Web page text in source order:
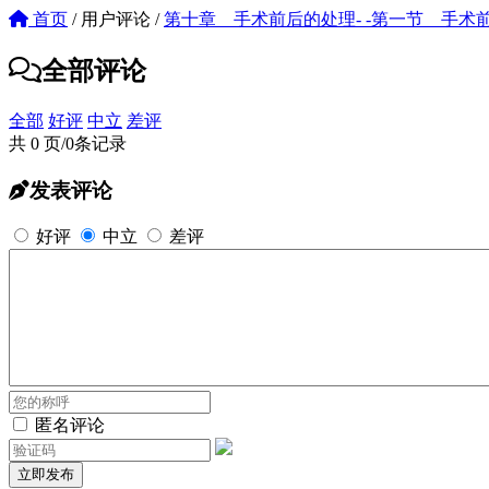
首页 /用户评论 / 第十章 手术前后的处理- -第一节 手术
全部评论
全部 好评 中立 差评
共 0 页/0条记录
发表评论
好评 中立 差评
匿名评论
立即发布